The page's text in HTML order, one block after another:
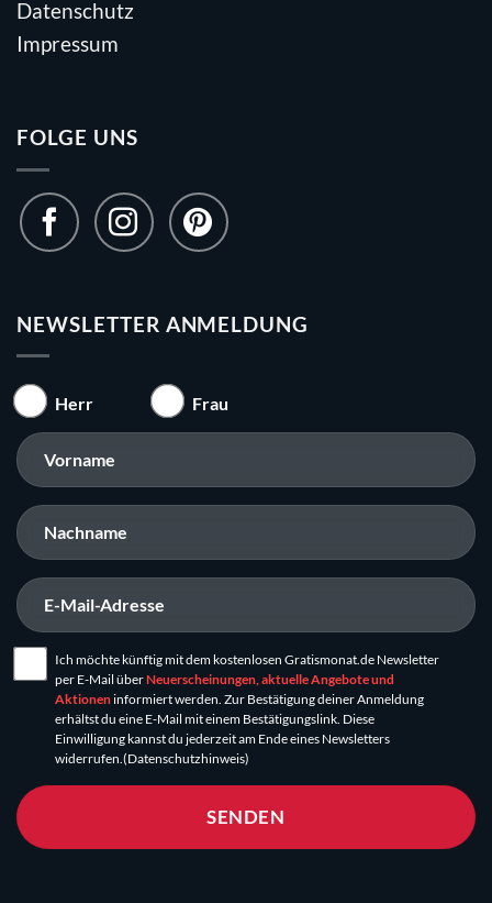
Datenschutz
Impressum
FOLGE UNS
NEWSLETTER ANMELDUNG
Herr Frau
Ich möchte künftig mit dem kostenlosen Gratismonat.de Newsletter
per E-Mail überNeuerscheinungen, aktuelle Angebote und
Aktioneninformiert werden. Zur Bestätigung deiner Anmeldung
erhältst du eine E-Mail mit einem Bestätigungslink. Diese
Einwilligung kannst du jederzeit am Ende eines Newsletters
widerrufen. (Datenschutzhinweis)
SENDEN